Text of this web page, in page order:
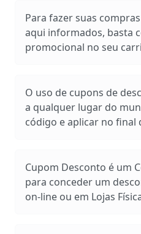
Para fazer suas
aqui informados, basta
promocional no seu
O uso de cupons de
a qualquer lugar do
código e aplicar no final
Cupom Desconto é um
para conceder um
on-line ou em Lojas